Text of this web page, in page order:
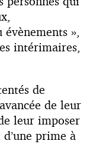
»,
intérimaires,
de
de leur
leur imposer
prime à